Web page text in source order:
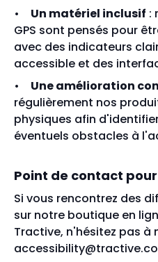
Un matériel inclusif :
GPS sont pensés pour
avec des indicateurs
accessible et des
Une amélioration
régulièrement nos
physiques afin
éventuels obstacles à
Point de contact
Si vous rencontrez des
sur notre boutique en
Tractive, n'hésitez pas à